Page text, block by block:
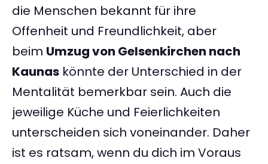
die Menschen bekannt für ihre
Offenheit und Freundlichkeit, aber
beim Umzug von Gelsenkirchen nach
Kaunas könnte der Unterschied in der
Mentalität bemerkbar sein. Auch die
jeweilige Küche und Feierlichkeiten
unterscheiden sich voneinander. Daher
ist es ratsam, wenn du dich im Voraus